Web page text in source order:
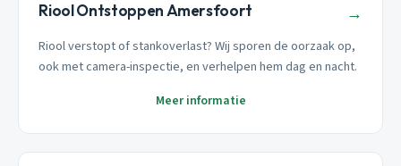
Riool Ontstoppen Amersfoort →
Riool verstopt of stankoverlast? Wij sporen de oorzaak op,
ook met camera-inspectie, en verhelpen hem dag en nacht.
Meer informatie